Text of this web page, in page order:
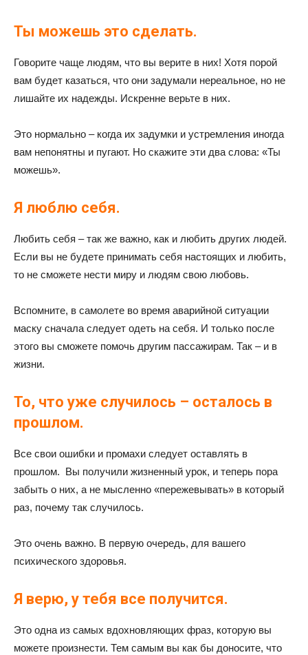
Ты можешь это сделать.
Говорите чаще людям, что вы верите в них! Хотя порой
вам будет казаться, что они задумали нереальное, но не
лишайте их надежды. Искренне верьте в них.
Это нормально – когда их задумки и устремления иногда
вам непонятны и пугают. Но скажите эти два слова: «Ты
можешь».
Я люблю себя.
Любить себя – так же важно, как и любить других людей.
Если вы не будете принимать себя настоящих и любить,
то не сможете нести миру и людям свою любовь.
Вспомните, в самолете во время аварийной ситуации
маску сначала следует одеть на себя. И только после
этого вы сможете помочь другим пассажирам. Так – и в
жизни.
То, что уже случилось – осталось в
прошлом.
Все свои ошибки и промахи следует оставлять в
прошлом. Вы получили жизненный урок, и теперь пора
забыть о них, а не мысленно «пережевывать» в который
раз, почему так случилось.
Это очень важно. В первую очередь, для вашего
психического здоровья.
Я верю, у тебя все получится.
Это одна из самых вдохновляющих фраз, которую вы
можете произнести. Тем самым вы как бы доносите, что